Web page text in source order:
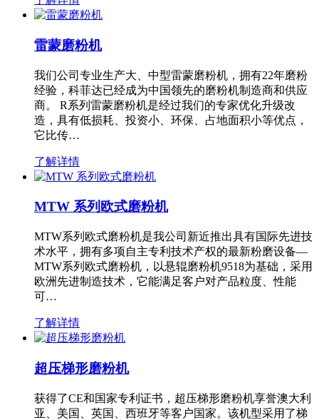
雷蒙磨粉机
我们公司专业生产大、中型雷蒙磨粉机，拥有22年磨粉
经验，科菲达已经成为中国领先的磨粉机制造商和供应
商。 R系列雷蒙磨粉机是经过我们的专家优化升级改
造，具有低损耗、投资小、环保、占地面积小等优点，
它比传…
了解详情
MTW 系列欧式磨粉机
MTW系列欧式磨粉机是我公司新近推出具有国际先进技
术水平，拥有多项自主专利技术产权的最新粉磨设备—
MTW系列欧式磨粉机，以悬辊磨粉机9518为基础，采用
欧洲先进制造技术，它能满足客户对产品粒度、性能
可…
了解详情
超压梯形磨粉机
获得了CE和国家专利证书，超压梯形磨粉机享誉澳大利
亚、美国、英国、西班牙等客户国家。该机型采用了梯